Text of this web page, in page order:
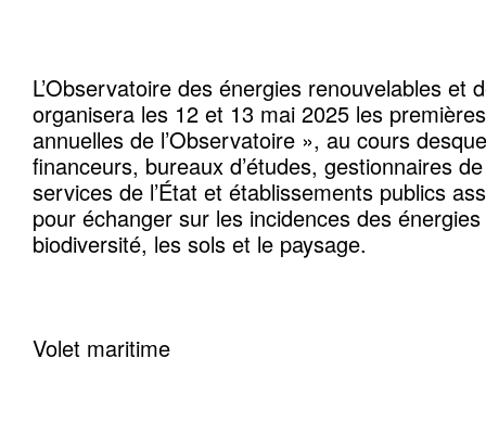
L’Observatoire des énergies renouvelables et
organisera les 12 et 13 mai 2025 les
annuelles de l’Observatoire », au cours
financeurs, bureaux d’études, gestionnaires
services de l’État et établissements publics
pour échanger sur les incidences des
biodiversité, les sols et le paysage.
Volet maritime